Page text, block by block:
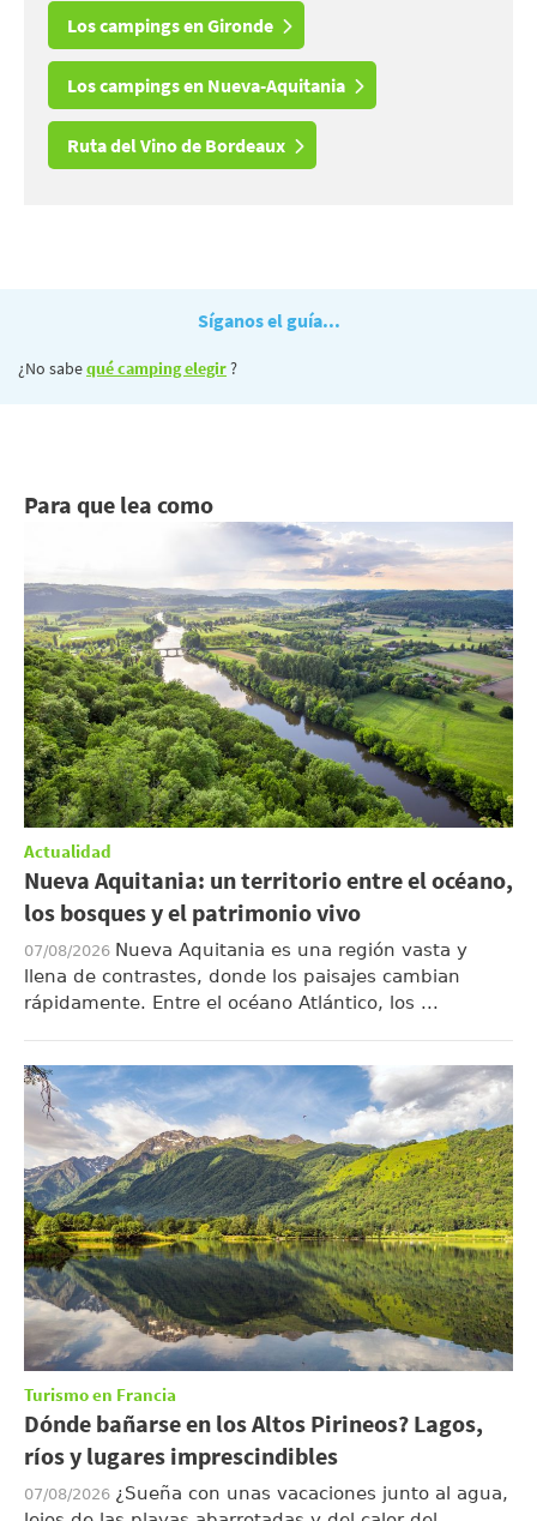
Los campings en Gironde
Los campings en Nueva-Aquitania
Ruta del Vino de Bordeaux
Síganos el guía...
¿No sabequé camping elegir?
Para que lea como
Actualidad
Nueva Aquitania: un territorio entre el océano,
los bosques y el patrimonio vivo
07/08/2026 Nueva Aquitania es una región vasta y
llena de contrastes, donde los paisajes cambian
rápidamente. Entre el océano Atlántico, los ...
Turismo en Francia
Dónde bañarse en los Altos Pirineos? Lagos,
ríos y lugares imprescindibles
07/08/2026 ¿Sueña con unas vacaciones junto al agua,